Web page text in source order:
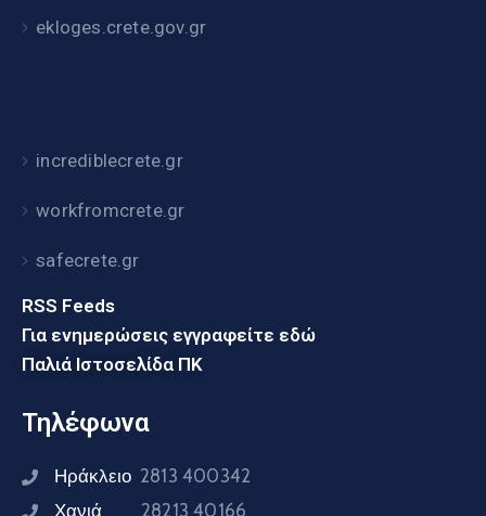
ekloges.crete.gov.gr
incrediblecrete.gr
workfromcrete.gr
safecrete.gr
RSS Feeds
Για ενημερώσεις εγγραφείτε εδώ
Παλιά Ιστοσελίδα ΠΚ
Τηλέφωνα
Ηράκλειο 2813 400342
Χανιά 28213 40166